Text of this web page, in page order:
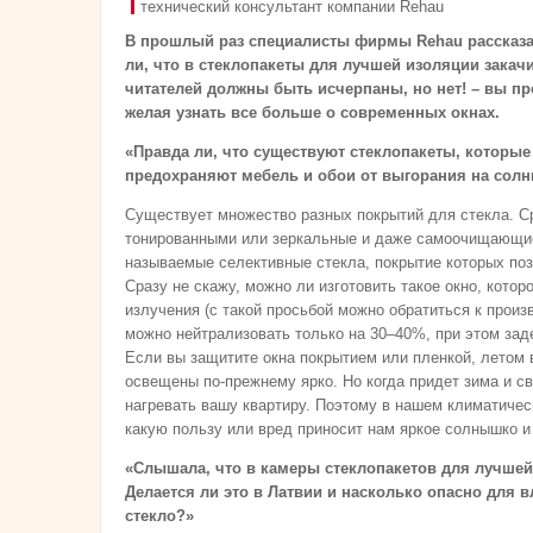
технический консультант компании Rehau
В прошлый раз специалисты фирмы Rehau
ли, что в стеклопакеты для лучшей изоляции
читателей должны быть исчерпаны, но нет! – вы
желая узнать все больше о современных окнах.
«Правда ли, что существуют стеклопакеты,
предохраняют мебель и обои от выгорания на
Существует множество разных покрытий для стекла.
тонированными или зеркальные и даже
называемые селективные стекла, покрытие которых
Сразу не скажу, можно ли изготовить такое окно,
излучения (с такой просьбой можно обратиться к
можно нейтрализовать только на 30–40%, при этом
Если вы защитите окна покрытием или пленкой,
освещены по-прежнему ярко. Но когда придет зима и
нагревать вашу квартиру. Поэтому в нашем
какую пользу или вред приносит нам яркое солнышко
«Слышала, что в камеры стеклопакетов для
Делается ли это в Латвии и насколько опасно для
стекло?»